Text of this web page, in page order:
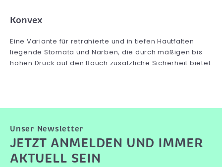
Konvex
Eine Variante für retrahierte und in tiefen Hautfalten
liegende Stomata und Narben, die durch mäßigen bis
hohen Druck auf den Bauch zusätzliche Sicherheit bietet
Unser Newsletter
JETZT ANMELDEN UND IMMER
AKTUELL SEIN